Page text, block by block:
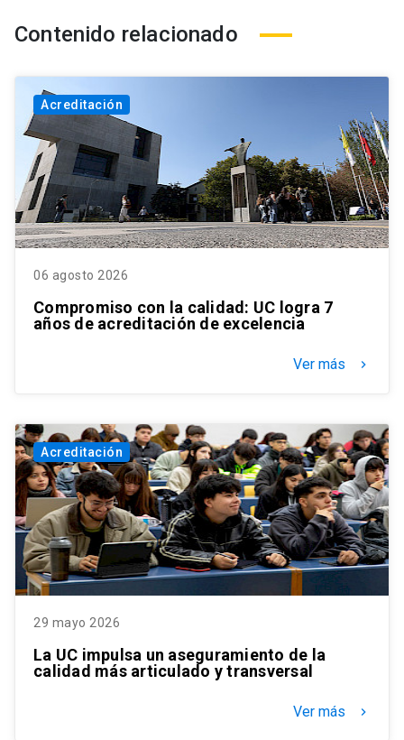
Contenido relacionado
Acreditación
06 agosto 2026
Compromiso con la calidad: UC logra 7
años de acreditación de excelencia
Ver más keyboard_arrow_right
Acreditación
29 mayo 2026
La UC impulsa un aseguramiento de la
calidad más articulado y transversal
Ver más keyboard_arrow_right